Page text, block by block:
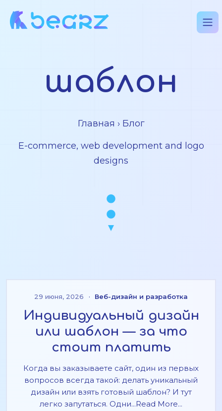
шаблон
Главная › Блог
E-commerce, web development and logo
designs
29 июня, 2026 · Веб-дизайн и разработка
Индивидуальный дизайн
или шаблон — за что
стоит платить
Когда вы заказываете сайт, один из первых
вопросов всегда такой: делать уникальный
дизайн или взять готовый шаблон? И тут
легко запутаться. Одни...Read More...